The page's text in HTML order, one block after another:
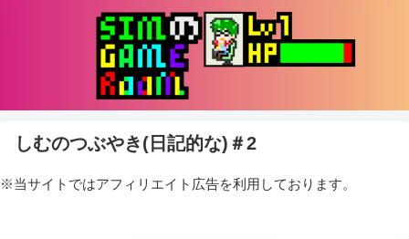
しむのつぶやき(日記的な)＃2
※当サイトではアフィリエイト広告を利用しております。